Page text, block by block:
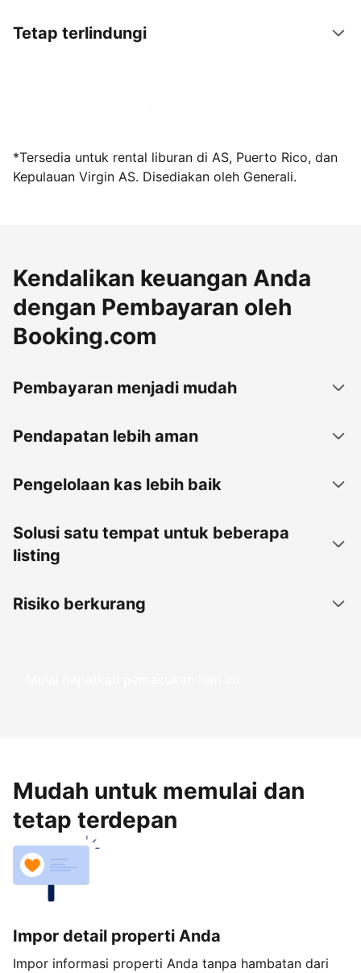
Tetap terlindungi
Jadi tuan rumah bersama kami sekarang
*Tersedia untuk rental liburan di AS, Puerto Rico, dan
Kepulauan Virgin AS. Disediakan oleh Generali.
Kendalikan keuangan Anda
dengan Pembayaran oleh
Booking.com
Pembayaran menjadi mudah
Pendapatan lebih aman
Pengelolaan kas lebih baik
Solusi satu tempat untuk beberapa
listing
Risiko berkurang
Mulai dapatkan pemasukan hari ini
Mudah untuk memulai dan
tetap terdepan
Impor detail properti Anda
Impor informasi properti Anda tanpa hambatan dari